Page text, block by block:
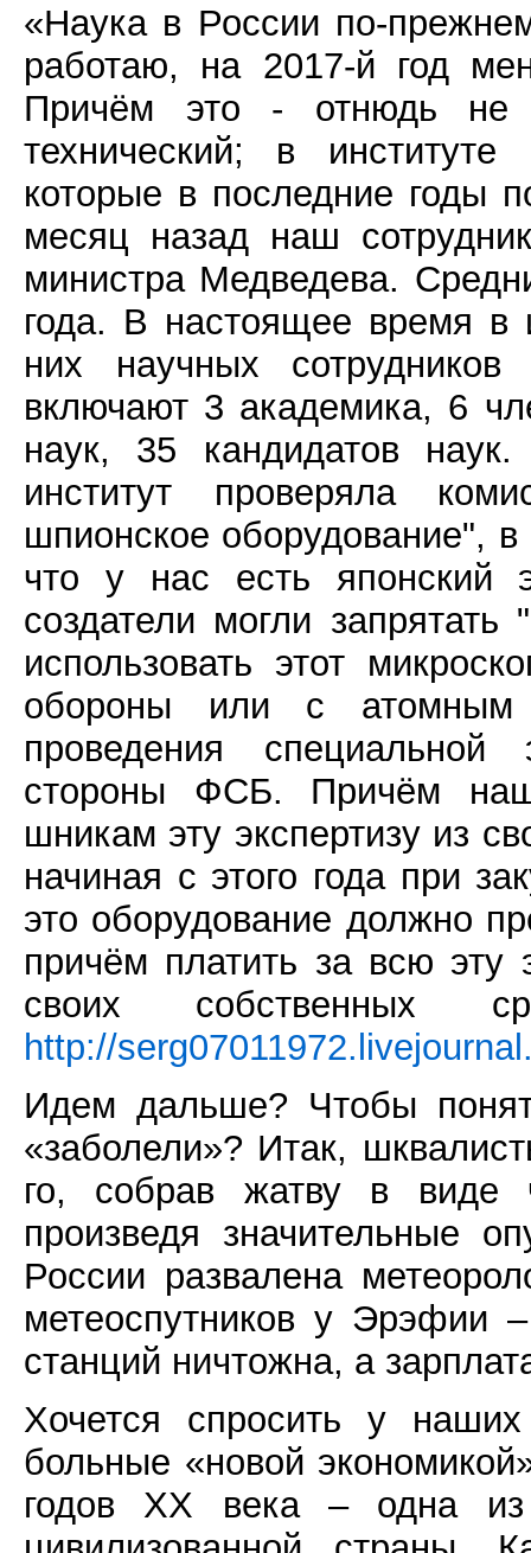
«Наука в России по-
работаю, на 2017-й год
Причём это - отнюдь не
технический; в
которые в последние годы
месяц назад наш
министра Медведева.
года. В настоящее время в
них научных
включают 3 академика, 6
наук, 35 кандидатов
институт проверяла
шпионское оборудование",
что у нас есть японский
создатели могли
использовать этот
обороны или с
проведения специальной
стороны ФСБ. Причём
шникам эту экспертизу из
начиная с этого года при
это оборудование должно
причём платить за всю эту
своих собственных
http://
Идем дальше? Чтобы
«заболели»? Итак,
го, собрав жатву в виде
произведя значительные
России развалена
метеоспутников у Эрэфии
станций ничтожна, а
Хочется спросить у
больные «новой
годов ХХ века – одна